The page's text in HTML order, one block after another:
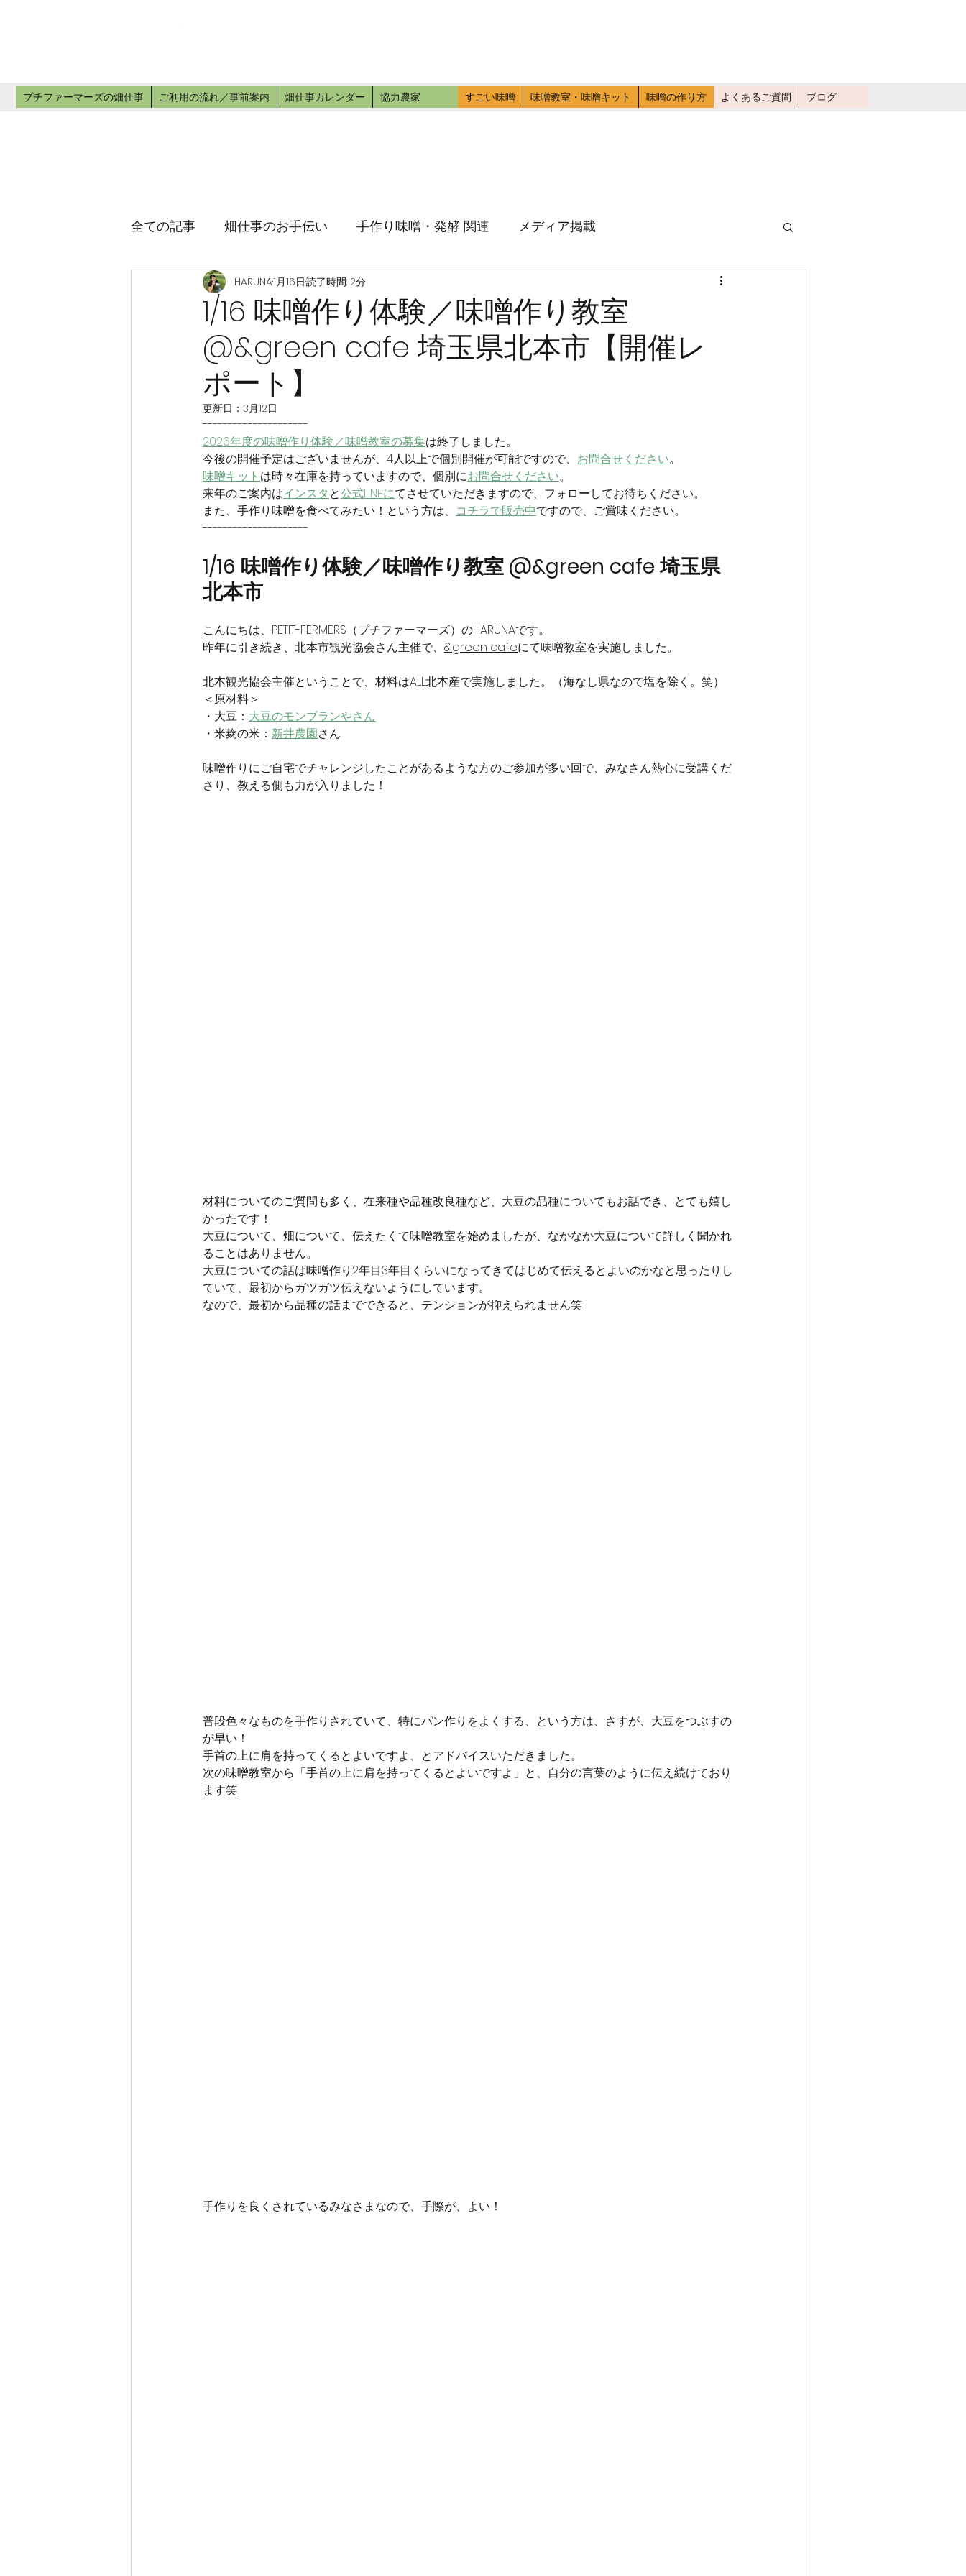
プチファーマーズの畑仕事 ご利用の流れ／事前案内 畑仕事カレンダー 協力農家 すごい味噌 味噌教室・味噌キット 味噌の作り方 よくあるご質問 ブログ
全ての記事 畑仕事のお手伝い 手作り味噌・発酵 関連 メディア掲載
1/16 味噌作り体験／味噌作り教室
@&green cafe 埼玉県北本市【開催レ
ポート】
HARUNA1月16日読了時間: 2分
更新日： 3月12日
---------------------
2026年度の味噌作り体験／味噌教室の募集は終了しました。
今後の開催予定はございませんが、 4人以上で個別開催が可能ですので、 お問合せください。
味噌キット は時々在庫を持っていますので、個別にお問合せください。
来年のご案内はインスタ と公式LINEにてさせていただきますので、フォローしてお待ちください。
また、手作り味噌を食べてみたい！という方は、 コチラで販売中ですので、ご賞味ください。
---------------------
1/16 味噌作り体験／味噌作り教室 @&green cafe 埼玉県
北本市
こんにちは、PETIT-FERMERS（プチファーマーズ）のHARUNAです。
昨年に引き続き、北本市観光協会さん主催で、 &green cafeにて味噌教室を実施しました。
北本観光協会主催ということで、材料はALL北本産で実施しました。（海なし県なので塩を除く。笑）
＜原材料＞
・大豆： 大豆のモンブランやさん
・米麹の米： 新井農園さん
味噌作りにご自宅でチャレンジしたことがあるような方のご参加が多い回で、みなさん熱心に受講くだ
さり、教える側も力が入りました！
材料についてのご質問も多く、在来種や品種改良種など、大豆の品種についてもお話でき、とても嬉し
かったです！
大豆について、畑について、伝えたくて味噌教室を始めましたが、なかなか大豆について詳しく聞かれ
ることはありません。
大豆についての話は味噌作り2年目3年目くらいになってきてはじめて伝えるとよいのかなと思ったりし
ていて、最初からガツガツ伝えないようにしています。
なので、最初から品種の話までできると、テンションが抑えられません笑
普段色々なものを手作りされていて、特にパン作りをよくする、という方は、さすが、大豆をつぶすの
が早い！
手首の上に肩を持ってくるとよいですよ、とアドバイスいただきました。
次の味噌教室から「手首の上に肩を持ってくるとよいですよ」と、自分の言葉のように伝え続けており
ます笑
手作りを良くされているみなさまなので、手際が、よい！